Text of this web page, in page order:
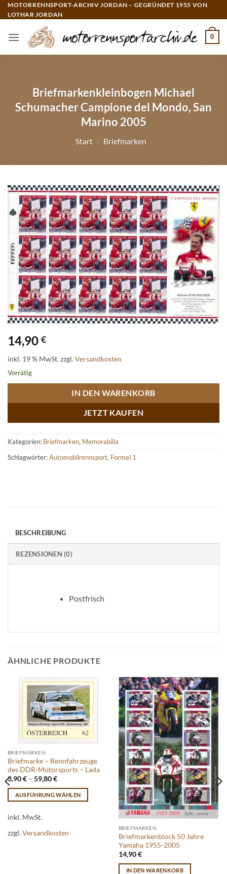
Zum
Inhalt
MOTORRENNSPORT-ARCHIV JORDAN – GEGRÜNDET 1955 VON
LOTHAR JORDAN
0
Briefmarkenkleinbogen Michael
Schumacher Campione del Mondo, San
Marino 2005
Start / Briefmarken
14,90 €
inkl. 19 % MwSt.zzgl.Versandkosten
Vorrätig
IN DEN WARENKORB
JETZT KAUFEN
Kategorien: Briefmarken, Memorabilia
Schlagwörter:Automobilrennsport, Formel 1
BESCHREIBUNG
REZENSIONEN (0)
Postfrisch
ÄHNLICHE PRODUKTE
BRIEFMARKEN
Briefmarke – Rennfahrzeuge
des DDR-Motorsports – Lada
3,90€– 59,80€
AUSFÜHRUNG WÄHLEN
Produkt
mehrere
inkl. MwSt.
zzgl.Versandkosten
BRIEFMARKEN
Briefmarkenblock 50 Jahre
Yamaha 1955-2005
14,90€
IN DEN WARENKORB